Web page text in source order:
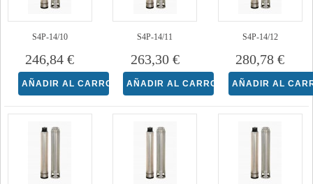
S4P-14/10
246,84 €
S4P-14/11
263,30 €
S4P-14/12
280,78 €